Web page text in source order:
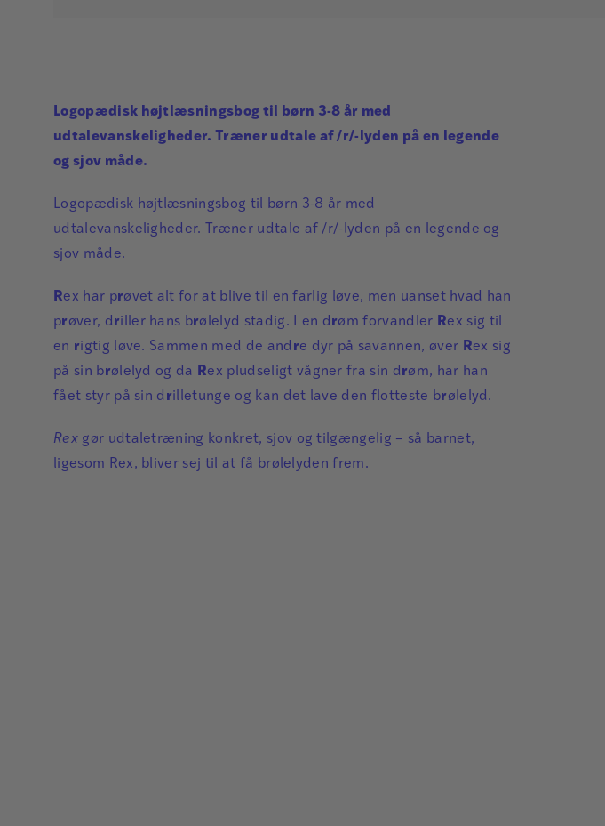
Logopædisk højtlæsningsbog til børn 3-8 år med
udtalevanskeligheder. Træner udtale af /r/-lyden på en legende
og sjov måde.
Logopædisk højtlæsningsbog til børn 3-8 år med
udtalevanskeligheder. Træner udtale af /r/-lyden på en legende og
sjov måde.
Rex har prøvet alt for at blive til en farlig løve, men uanset hvad han
prøver, d riller hans brølelyd stadig. I en d røm forvandler Rex sig til
en rigtig løve. Sammen med de and re dyr på savannen, øver Rex sig
på sin brølelyd og da Rex pludseligt vågner fra sin d røm, har han
fået styr på sin d rilletunge og kan det lave den flotteste brølelyd.
Rex gør udtaletræning konkret, sjov og tilgængelig – så barnet,
ligesom Rex, bliver sej til at få brølelyden frem.